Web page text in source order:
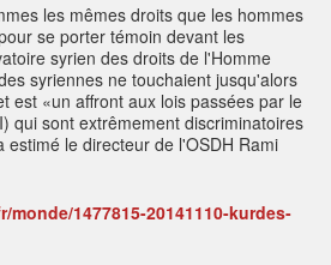
les mêmes droits que les hommes
se porter témoin devant les
syrien des droits de l'Homme
syriennes ne touchaient jusqu'alors
est «un affront aux lois passées par le
qui sont extrêmement discriminatoires
le directeur de l'OSDH Rami
1477815-20141110-kurdes-